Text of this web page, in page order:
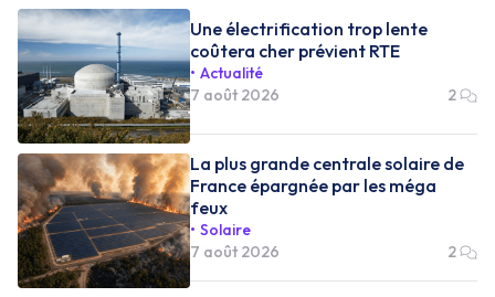
Une électrification trop lente
coûtera cher prévient RTE
Actualité
7 août 2026
2
La plus grande centrale solaire de
France épargnée par les méga
feux
Solaire
7 août 2026
2